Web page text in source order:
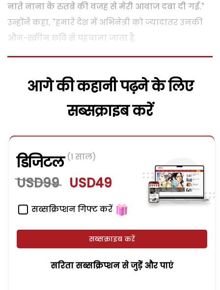
नाते नाना के रुतबे की वजह से मेरी आवाज दबा दी गई."
उन्होंने कहा, "हमारे देश में अभिनेत्री को ज्यादातर उनकी
औन-स्क्रीन छवि से पहचाना जाता है.
आगे की कहानी पढ़ने के लिए
सब्सक्राइब करें
डिजिटल (1 साल)
USD99 USD49
सब्सक्रिप्शन गिफ्ट करें
सब्सक्राइब करें
सरिता सब्सक्रिप्शन से जुड़ेें और पाएं